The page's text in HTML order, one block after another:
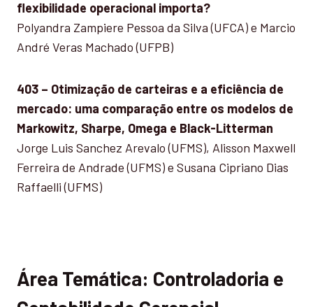
flexibilidade operacional importa?
Polyandra Zampiere Pessoa da Silva (UFCA) e Marcio
André Veras Machado (UFPB)
403 – Otimização de carteiras e a eficiência de
mercado: uma comparação entre os modelos de
Markowitz, Sharpe, Omega e Black-Litterman
Jorge Luis Sanchez Arevalo (UFMS), Alisson Maxwell
Ferreira de Andrade (UFMS) e Susana Cipriano Dias
Raffaelli (UFMS)
Área Temática: Controladoria e